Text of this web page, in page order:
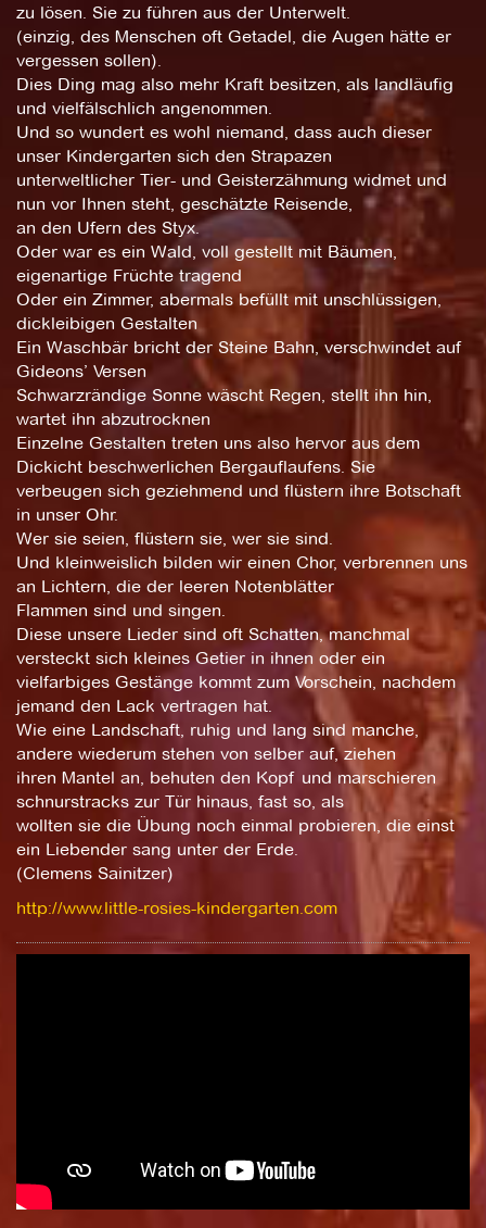
zu lösen. Sie zu führen aus der Unterwelt.
(einzig, des Menschen oft Getadel, die Augen hätte er
vergessen sollen).
Dies Ding mag also mehr Kraft besitzen, als landläufig
und vielfälschlich angenommen.
Und so wundert es wohl niemand, dass auch dieser
unser Kindergarten sich den Strapazen
unterweltlicher Tier- und Geisterzähmung widmet und
nun vor Ihnen steht, geschätzte Reisende,
an den Ufern des Styx.
Oder war es ein Wald, voll gestellt mit Bäumen,
eigenartige Früchte tragend
Oder ein Zimmer, abermals befüllt mit unschlüssigen,
dickleibigen Gestalten
Ein Waschbär bricht der Steine Bahn, verschwindet auf
Gideons’ Versen
Schwarzrändige Sonne wäscht Regen, stellt ihn hin,
wartet ihn abzutrocknen
Einzelne Gestalten treten uns also hervor aus dem
Dickicht beschwerlichen Bergauflaufens. Sie
verbeugen sich geziehmend und flüstern ihre Botschaft
in unser Ohr.
Wer sie seien, flüstern sie, wer sie sind.
Und kleinweislich bilden wir einen Chor, verbrennen uns
an Lichtern, die der leeren Notenblätter
Flammen sind und singen.
Diese unsere Lieder sind oft Schatten, manchmal
versteckt sich kleines Getier in ihnen oder ein
vielfarbiges Gestänge kommt zum Vorschein, nachdem
jemand den Lack vertragen hat.
Wie eine Landschaft, ruhig und lang sind manche,
andere wiederum stehen von selber auf, ziehen
ihren Mantel an, behuten den Kopf und marschieren
schnurstracks zur Tür hinaus, fast so, als
wollten sie die Übung noch einmal probieren, die einst
ein Liebender sang unter der Erde.
(Clemens Sainitzer)
http://www.little-rosies-kindergarten.com